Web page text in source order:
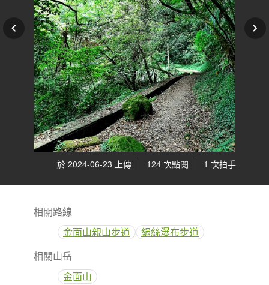
於 2024-06-23 上傳 124 次點閱 1 次拍手
相關路線
金面山親山步道
絹絲瀑布步道
相關山岳
金面山